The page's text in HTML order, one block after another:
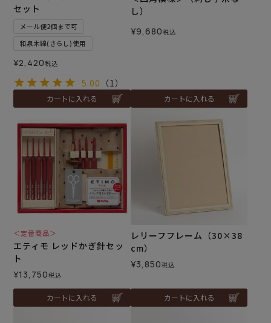
セット
メール便2個まで可
和泉木綿(さらし)使用
¥2,420税込
5.00 （1）
カートに入れる
し）
¥9,680税込
カートに入れる
＜定番商品＞
エティモ レッドかぎ針セッ
ト
¥13,750税込
カートに入れる
レリーフフレーム（30×38
cm）
¥3,850税込
カートに入れる